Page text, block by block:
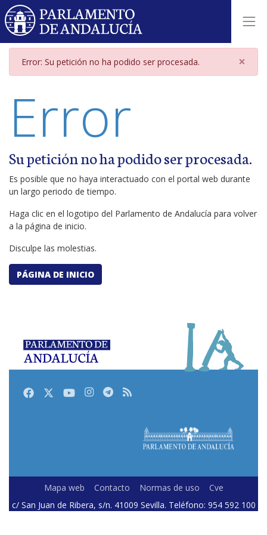
Página de error
Error: Su petición no ha podido ser procesada. ×
Error
Su petición no ha podido ser procesada.
Es posible que no haya interactuado con el portal web durante
un largo periodo de tiempo.
Haga clic en el logotipo del Parlamento de Andalucía para volver
a la página de inicio.
Disculpe las molestias.
PÁGINA DE INICIO
FacebookTwitterYoutubeInstagram
Telegram
RSS
Mapa web Contacto Normas de uso
Cve
c/ San Juan de Ribera, s/n. 41009 Sevilla. Teléfono: 954 592 100